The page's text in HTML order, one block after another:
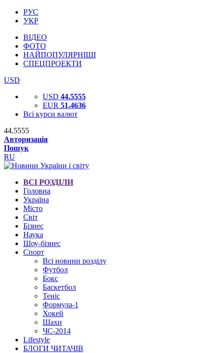
РУС
УКР
ВІДЕО
ФОТО
НАЙПОПУЛЯРНІШІ
СПЕЦПРОЕКТИ
USD
USD 44.5555
EUR 51.4636
Всі курси валют
44.5555
Авторизація
Пошук
RU
ВСІ РОЗДІЛИ
Головна
Україна
Місто
Світ
Бізнес
Наука
Шоу-бізнес
Спорт
Всі новини розділу
Футбол
Бокс
Баскетбол
Теніс
Формула-1
Хокей
Шахи
ЧС-2014
Lifestyle
БЛОГИ ЧИТАЧІВ